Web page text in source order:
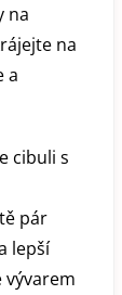
na
na
a
cibuli s
pár
lepší